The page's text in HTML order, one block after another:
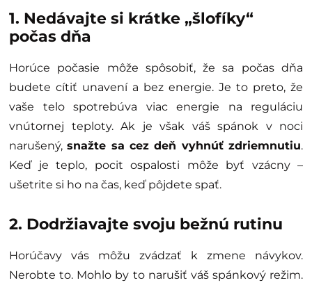
1. Nedávajte si krátke „šlofíky“
počas dňa
Horúce počasie môže spôsobiť, že sa počas dňa
budete cítiť unavení a bez energie. Je to preto, že
vaše telo spotrebúva viac energie na reguláciu
vnútornej teploty. Ak je však váš spánok v noci
narušený,snažte sa cez deň vyhnúť zdriemnutiu.
Keď je teplo, pocit ospalosti môže byť vzácny –
ušetrite si ho na čas, keď pôjdete spať.
2. Dodržiavajte svoju bežnú rutinu
Horúčavy vás môžu zvádzať k zmene návykov.
Nerobte to. Mohlo by to narušiť váš spánkový režim.